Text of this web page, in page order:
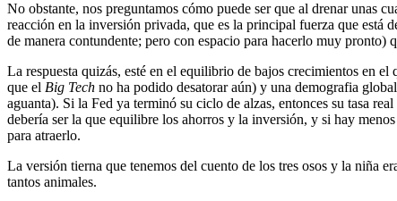
No obstante, nos preguntamos cómo puede ser que al drenar unas
reacción en la inversión privada, que es la principal fuerza que está
de manera contundente; pero con espacio para hacerlo muy pronto)
La respuesta quizás, esté en el equilibrio de bajos crecimientos en
que el Big Tech no ha podido desatorar aún) y una demografia
aguanta). Si la Fed ya terminó su ciclo de alzas, entonces su tasa
debería ser la que equilibre los ahorros y la inversión, y si hay
para atraerlo.
La versión tierna que tenemos del cuento de los tres osos y la niña
tantos animales.